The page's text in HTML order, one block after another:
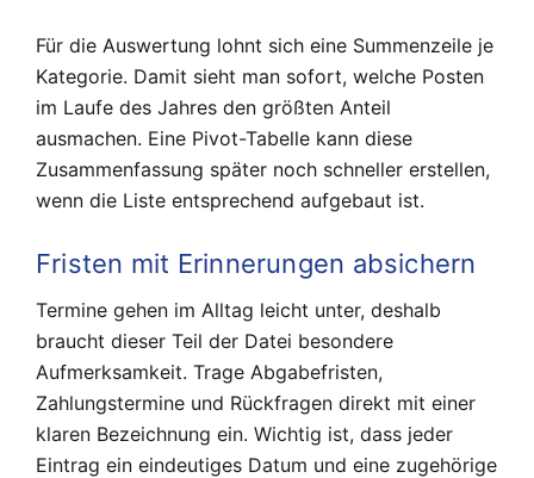
Für die Auswertung lohnt sich eine Summenzeile je
Kategorie. Damit sieht man sofort, welche Posten
im Laufe des Jahres den größten Anteil
ausmachen. Eine Pivot-Tabelle kann diese
Zusammenfassung später noch schneller erstellen,
wenn die Liste entsprechend aufgebaut ist.
Fristen mit Erinnerungen absichern
Termine gehen im Alltag leicht unter, deshalb
braucht dieser Teil der Datei besondere
Aufmerksamkeit. Trage Abgabefristen,
Zahlungstermine und Rückfragen direkt mit einer
klaren Bezeichnung ein. Wichtig ist, dass jeder
Eintrag ein eindeutiges Datum und eine zugehörige